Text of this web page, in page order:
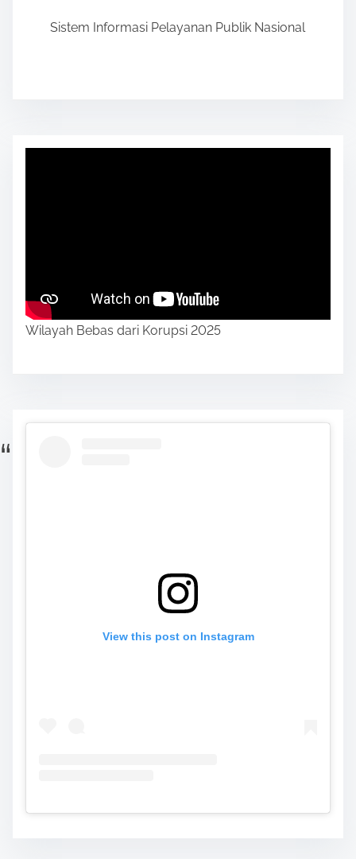
Sistem Informasi Pelayanan Publik Nasional
Wilayah Bebas dari Korupsi 2025
View this post on Instagram